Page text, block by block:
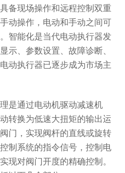
备现场操作和远程控制双重
动操作，电动和手动之间可
智能化是当代电动执行器发
示、参数设置、故障诊断、
动执行器已逐步成为市场主
是通过电动机驱动减速机
转换为低速大扭矩的输出运
门，实现阀杆的直线或旋转
制系统的指令信号，控制电
现对阀门开度的精确控制。